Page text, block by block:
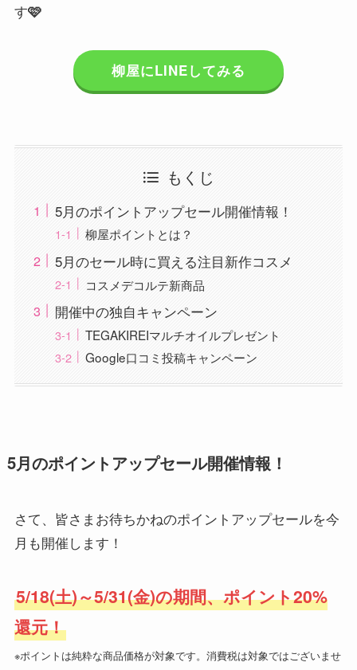
す🩷
柳屋にLINEしてみる
もくじ
5月のポイントアップセール開催情報！
柳屋ポイントとは？
5月のセール時に買える注目新作コスメ
コスメデコルテ新商品
開催中の独自キャンペーン
TEGAKIREIマルチオイルプレゼント
Google口コミ投稿キャンペーン
5月のポイントアップセール開催情報！
さて、皆さまお待ちかねのポイントアップセールを今
月も開催します！
5/18(土)～5/31(金)の期間、ポイント20%
還元！
※ポイントは純粋な商品価格が対象です。消費税は対象ではございませ